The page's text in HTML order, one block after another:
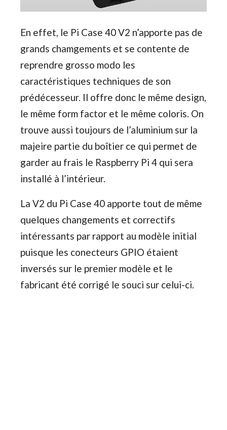
En effet, le Pi Case 40 V2 n’apporte pas de
grands chamgements et se contente de
reprendre grosso modo les
caractéristiques techniques de son
prédécesseur. Il offre donc le même design,
le même form factor et le même coloris. On
trouve aussi toujours de l’aluminium sur la
majeire partie du boîtier ce qui permet de
garder au frais le Raspberry Pi 4 qui sera
installé à l’intérieur.
La V2 du Pi Case 40 apporte tout de même
quelques changements et correctifs
intéressants par rapport au modèle initial
puisque les conecteurs GPIO étaient
inversés sur le premier modèle et le
fabricant été corrigé le souci sur celui-ci.